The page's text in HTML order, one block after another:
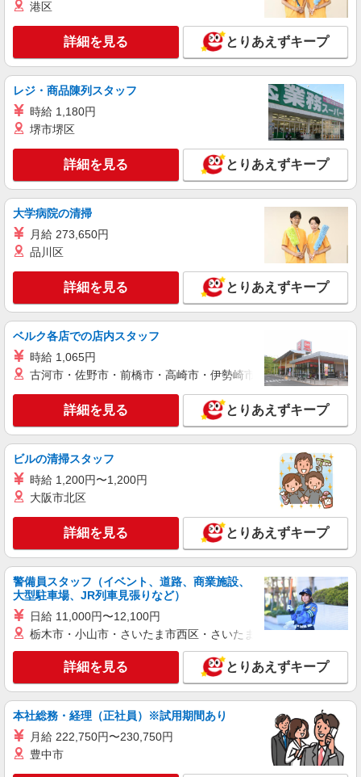
港区
詳細を見る とりあえずキープ
レジ・商品陳列スタッフ
時給 1,180円
堺市堺区
詳細を見る とりあえずキープ
大学病院の清掃
月給 273,650円
品川区
詳細を見る とりあえずキープ
ベルク各店での店内スタッフ
時給 1,065円
古河市・佐野市・前橋市・高崎市・伊勢崎市・太田市・館林市
詳細を見る とりあえずキープ
ビルの清掃スタッフ
時給 1,200円〜1,200円
大阪市北区
詳細を見る とりあえずキープ
警備員スタッフ（イベント、道路、商業施設、
大型駐車場、JR列車見張りなど）
日給 11,000円〜12,100円
栃木市・小山市・さいたま市西区・さいたま市岩槻区・久喜市・
詳細を見る とりあえずキープ
本社総務・経理（正社員）※試用期間あり
月給 222,750円〜230,750円
豊中市